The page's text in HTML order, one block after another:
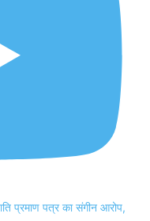
प्रमाण पत्र का संगीन आरोप,